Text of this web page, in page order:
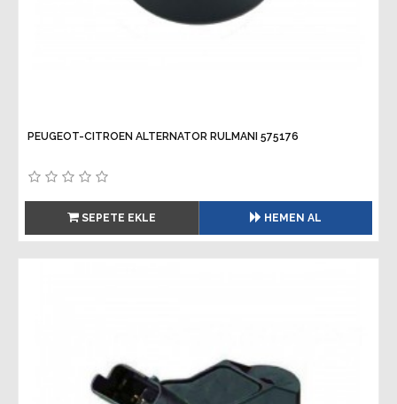
PEUGEOT-CITROEN ALTERNATOR RULMANI 575176
SEPETE EKLE HEMEN AL